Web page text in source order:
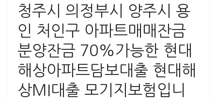
청주시 의정부시 양주시 용
인 처인구 아파트매매잔금
분양잔금 70%가능한 현대
해상아파트담보대출 현대해
상MI대출 모기지보험입니